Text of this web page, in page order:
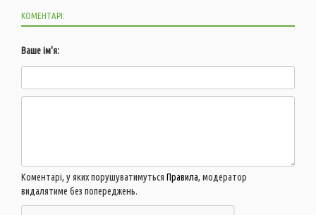
КОМЕНТАРІ:
Ваше ім'я:
Коментарі, у яких порушуватимуться Правила, модератор
видалятиме без попереджень.